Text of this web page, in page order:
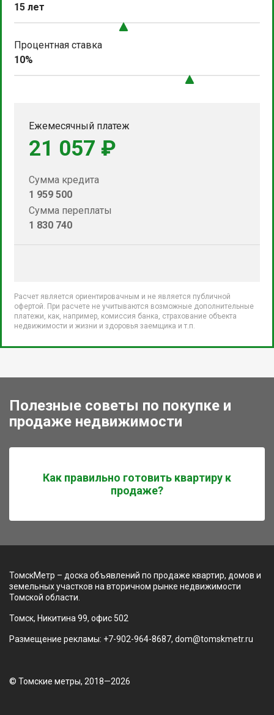
15 лет
Процентная ставка
10%
Ежемесячный платеж
21 057 ₽
Сумма кредита
1 959 500
Сумма переплаты
1 830 740
Расчет является ориентировачным и не является публичной
офертой. При расчете не учитываются возможные дополнительные
платежи, как, например, комиссия банка, страхование объекта
недвижимости и жизни и здоровья заемщика и т.п.
Полезные советы по покупке и
продаже недвижимости
Как правильно готовить квартиру к
продаже?
ТомскМетр – доска объявлений по продаже квартир, домов и
земельных участков на вторичном рынке недвижимости
Томской области.
Томск, Никитина 99, офис 502
Размещение рекламы: +7-902-964-8687, dom@tomskmetr.ru
© Томские метры, 2018—2026